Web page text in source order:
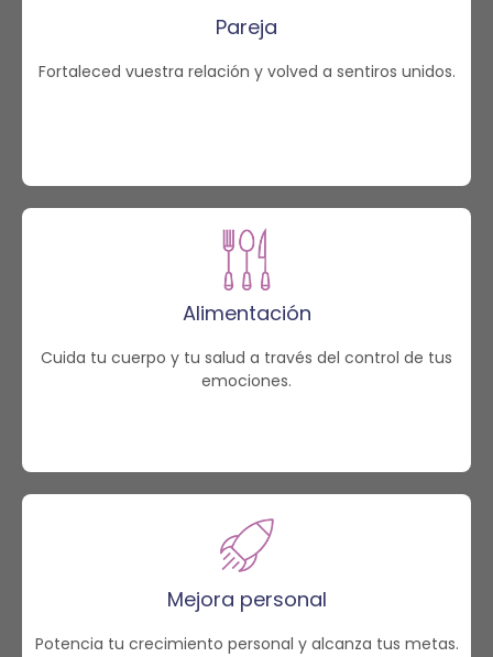
Pareja
Fortaleced vuestra relación y volved a sentiros unidos.
Alimentación
Cuida tu cuerpo y tu salud a través del control de tus
emociones.
Mejora personal
Potencia tu crecimiento personal y alcanza tus metas.